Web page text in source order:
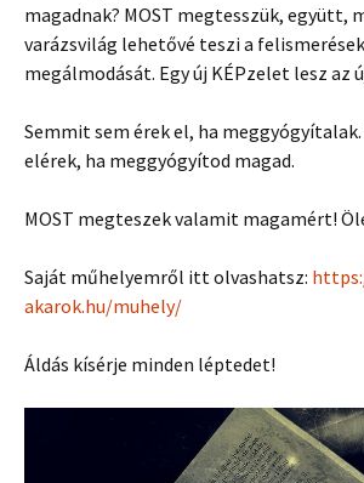
magadnak? MOST megtesszük, együtt,
varázsvilág lehetővé teszi a
megálmodását. Egy új KÉPzelet lesz az
Semmit sem érek el, ha
elérek, ha meggyógyítod magad.
MOST megteszek valamit magamért!
Saját műhelyemről itt olvashatsz:
akarok.hu/muhely/
Áldás kísérje minden léptedet!